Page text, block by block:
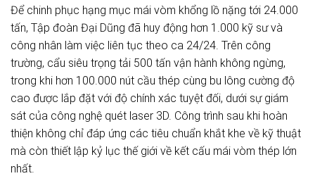
Để chinh phục hạng mục mái vòm khổng lồ nặng tới 24.000
tấn, Tập đoàn Đại Dũng đã huy động hơn 1.000 kỹ sư và
công nhân làm việc liên tục theo ca 24/24. Trên công
trường, cẩu siêu trọng tải 500 tấn vận hành không ngừng,
trong khi hơn 100.000 nút cầu thép cùng bu lông cường độ
cao được lắp đặt với độ chính xác tuyệt đối, dưới sự giám
sát của công nghệ quét laser 3D. Công trình sau khi hoàn
thiện không chỉ đáp ứng các tiêu chuẩn khắt khe về kỹ thuật
mà còn thiết lập kỷ lục thế giới về kết cấu mái vòm thép lớn
nhất.